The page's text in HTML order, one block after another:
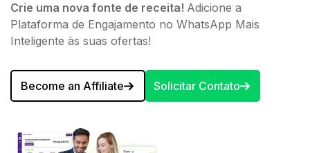
Crie uma nova fonte de receita! Adicione a
Plataforma de Engajamento no WhatsApp Mais
Inteligente às suas ofertas!
Become an Affiliate Solicitar Contato